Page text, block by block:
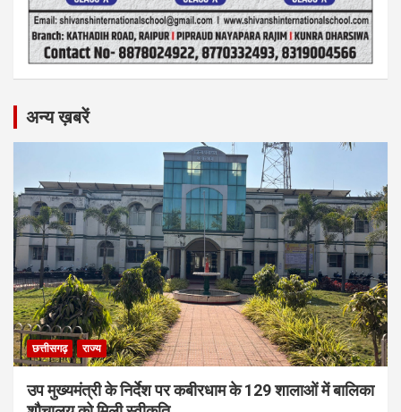
अन्य ख़बरें
छत्तीसगढ़ राज्य
उप मुख्यमंत्री के निर्देश पर कबीरधाम के 129 शालाओं में बालिका